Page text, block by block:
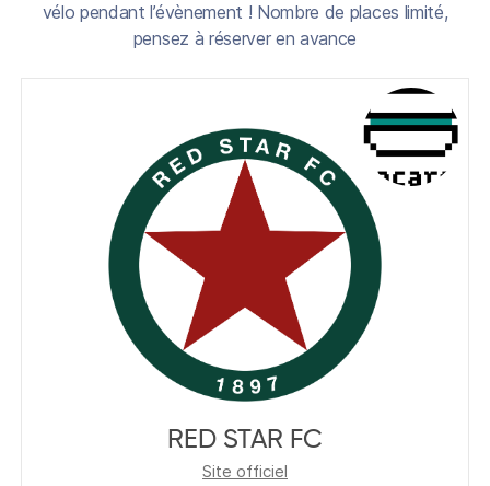
vélo pendant l’évènement ! Nombre de places limité,
pensez à réserver en avance
RED STAR FC
Site officiel